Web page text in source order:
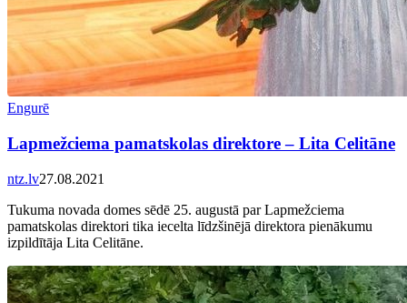
Engurē
Lapmežciema pamatskolas direktore – Lita Celitāne
ntz.lv27.08.2021
Tukuma novada domes sēdē 25. augustā par Lapmežciema
pamatskolas direktori tika iecelta līdzšinējā direktora pienākumu
izpildītāja Lita Celitāne.